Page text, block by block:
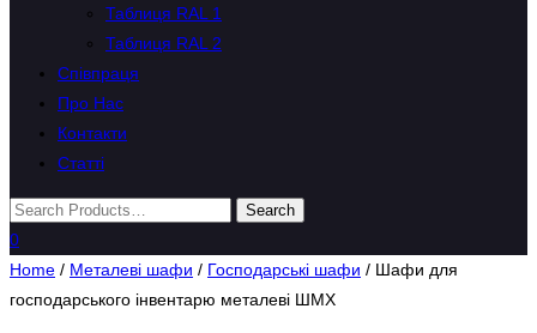
Таблиця RAL 1
Таблиця RAL 2
Співпраця
Про Нас
Контакти
Статті
0
Home / Металеві шафи / Господарські шафи / Шафи для
господарського інвентарю металеві ШМХ